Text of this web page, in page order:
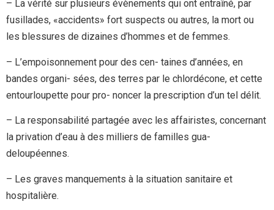
– La vérité sur plusieurs évènements qui ont entraîné, par
fusillades, «accidents» fort suspects ou autres, la mort ou
les blessures de dizaines d’hommes et de femmes.
– L’empoisonnement pour des cen- taines d’années, en
bandes organi- sées, des terres par le chlordécone, et cette
entourloupette pour pro- noncer la prescription d’un tel délit.
– La responsabilité partagée avec les affairistes, concernant
la privation d’eau à des milliers de familles gua-
deloupéennes.
– Les graves manquements à la situation sanitaire et
hospitalière.